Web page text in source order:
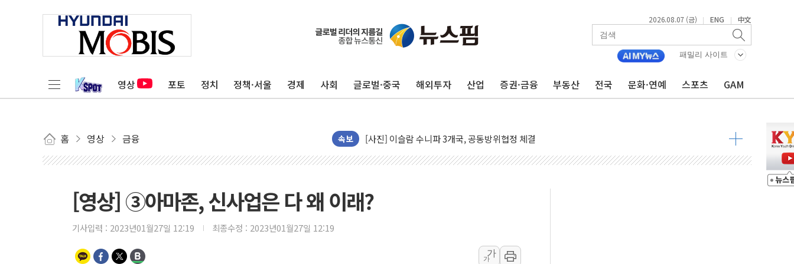
2026.08.07 (금) | ENG | 中文
패밀리 사이트
영상 포토 정치 정책·서울 경제 사회 글로벌·중국 해외투자 산업 증권·금융 부동산 전국 문화·연예 스포츠 GAM
홈 영상 금융 속보
뉴욕증시 프리뷰, 美 고용 쇼크에 금리 인상 우려 후퇴…나스닥 선물 1%대 상승
[종합] 美 7월 고용 2만3000명 감소 '쇼크'…9월 금리 인상 기대 후퇴
뉴욕증시 개장 전 특징주...아틀라시안·클라우드플레어·태양광주↑ VS 트레이드데스크·웬디스↓
보훈부, 미 DPAA와 MOU… "6·25 미군 실종자 7359명 끝까지 찾겠다"
특정 정치인 측근 포항시 정책특보 내정설...포항시 '시끌'
李 "해남 태양광, 대한민국 다음 100년 밑거름…수도권 집중 완화 전환점"
트럼프, 中 겨냥 폴리실리콘 관세 15% 부과…美 태양광주 급등
[영상] ③아마존, 신사업은 다 왜 이래?
기사입력 : 2023년01월27일 12:19 최종수정 : 2023년01월27일 12:19
가
가